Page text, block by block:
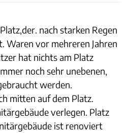
nach starken Regen
Waren vor mehreren Jahren
hat nichts am Platz
noch sehr unebenen,
werden.
mitten auf dem Platz.
verlegen. Platz
ist renoviert